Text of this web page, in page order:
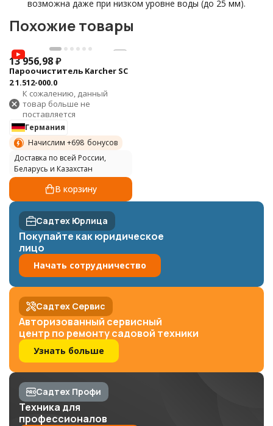
возможна даже при низком уровне воды (до 25 мм).
Похожие товары
13 956,98₽
Пароочиститель Karcher SC
2 1.512-000.0
К сожалению, данный
товар больше не
поставляется
Германия
Начислим +698 бонусов
Доставка по всей России,
Беларусь и Казахстан
В корзину
Садтех Юрлица
Покупайте как юридическое
лицо
Начать сотрудничество
Садтех Сервис
Авторизованный сервисный
центр по ремонту садовой техники
Узнать больше
Садтех Профи
Техника для
профессионалов